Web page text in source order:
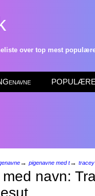
over top mest
POPULÆRE
→ pigenavne med t→ tracey